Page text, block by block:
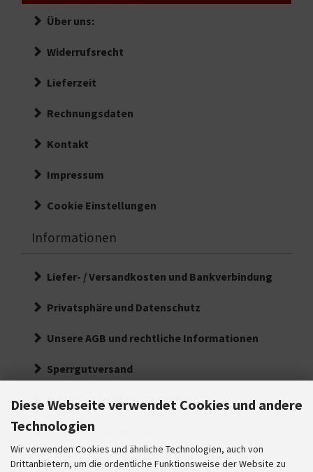
Über uns:
Widerrufsrecht
Lieferzeit
Rechnungsdaten
Kontakt
Impressum
Cookie Einstellungen
Informationen
Liefer- / Versandkosten und Bankverbindung
Privatsphäre und Datenschutz
Unsere AGB und rechtliche Informationen
Sperrgutversand
Erklärung zur Barrierefreiheit
Newsletter-Anmeldung
E-Mail-Adresse:
Diese Webseite verwendet Cookies und andere
Technologien
Wir verwenden Cookies und ähnliche Technologien, auch von
Drittanbietern, um die ordentliche Funktionsweise der Website zu